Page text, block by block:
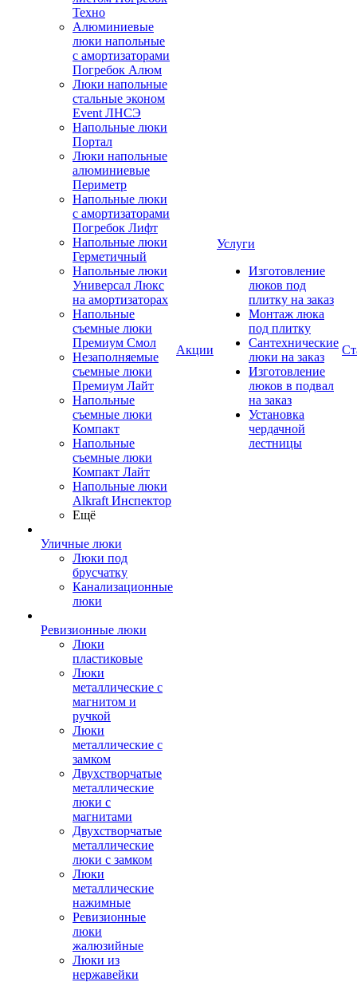
Техно
Алюминиевые
люки напольные
с амортизаторами
Погребок Алюм
Люки напольные
стальные эконом
Event ЛНСЭ
Напольные люки
Портал
Люки напольные
алюминиевые
Периметр
Напольные люки
с амортизаторами
Погребок Лифт
Напольные люки
Герметичный
Напольные люки
Универсал Люкс
на амортизаторах
Напольные
съемные люки
Премиум Смол
Незаполняемые
съемные люки
Премиум Лайт
Напольные
съемные люки
Компакт
Напольные
съемные люки
Компакт Лайт
Напольные люки
Alkraft Инспектор
Ещё
Уличные люки
Люки под
брусчатку
Канализационные
люки
Ревизионные люки
Люки
пластиковые
Люки
металлические с
магнитом и
ручкой
Люки
металлические с
замком
Двухстворчатые
металлические
люки с
магнитами
Двухстворчатые
металлические
люки с замком
Люки
металлические
нажимные
Ревизионные
люки
жалюзийные
Люки из
нержавейки
Акции
Услуги
Изготовление
люков под
плитку на заказ
Монтаж люка
под плитку
Сантехнические
люки на заказ
Изготовление
люков в подвал
на заказ
Установка
чердачной
лестницы